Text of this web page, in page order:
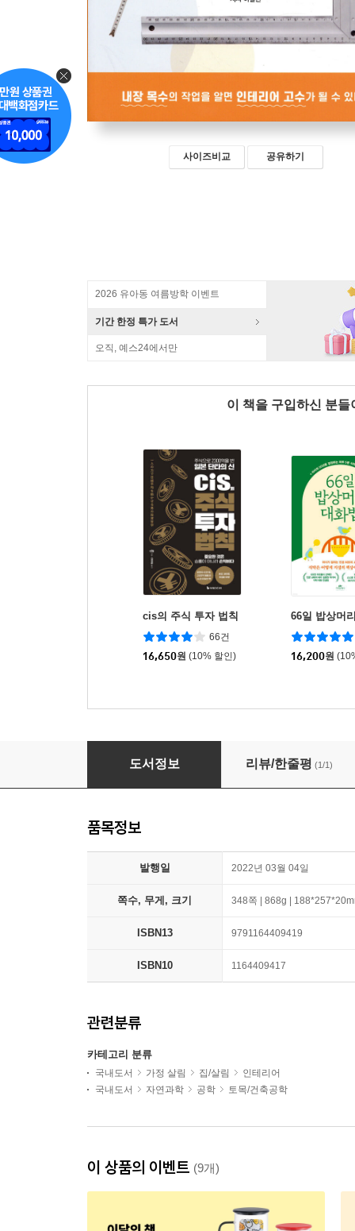
사이즈비교 공유하기
2026 유아동 여름방학 이벤트
기간 한정 특가 도서
오직, 예스24에서만
이 책을 구입하신 분
cis의 주식 투자 법칙
66건
16,650원 (10% 할인)
66일 밥상머
16,200원
마법망치의 내장 목수 교과서
도서정보 리뷰/한줄평 (1/1)
품목정보
발행일 2022년 03월 04일
쪽수, 무게, 크기 348쪽 | 868g |
ISBN13 9791164409419
ISBN10 1164409417
관련분류
카테고리 분류
국내도서 가정 살림 집/살림
인테리어
국내도서
자연과학 공학 토목/건축공학
이 상품의 이벤트 (9개)